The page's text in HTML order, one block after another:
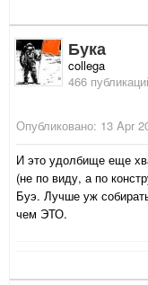
Бука
collega
466
Опубликовано: 13 Apr
И это удолбище еще
(не по виду, а по
Буэ. Лучше уж
чем ЭТО.